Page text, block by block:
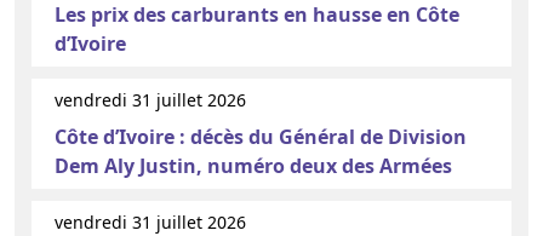
Les prix des carburants en hausse en Côte
d’Ivoire
vendredi 31 juillet 2026
Côte d’Ivoire : décès du Général de Division
Dem Aly Justin, numéro deux des Armées
vendredi 31 juillet 2026